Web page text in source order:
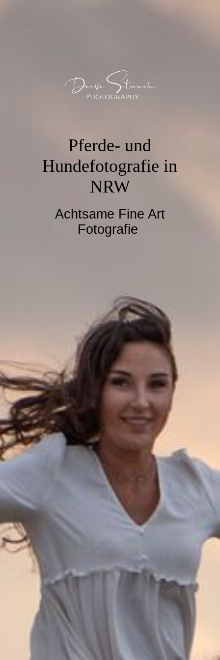
Pferde- und
Hundefotografie in
NRW
Achtsame Fine Art
Fotografie